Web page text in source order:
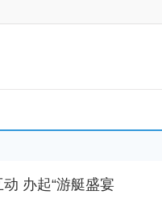
办起“游艇盛宴